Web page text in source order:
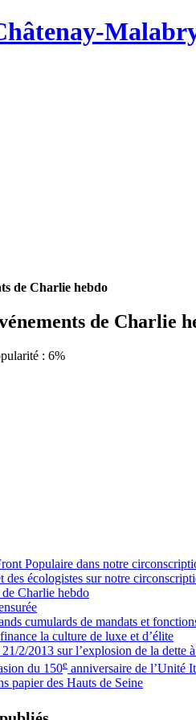
de Charlie hebdo
de Charlie
: 6%
Populaire dans notre
des écologistes sur notre
Charlie hebdo
cumulards de mandats et
la culture de luxe et d’élite
2/2013 sur l’explosion de la dette
du 150e anniversaire de l’Unité
papier des Hauts de Seine